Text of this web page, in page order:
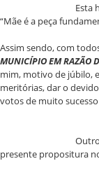
Esta
“Mãe é a peça
Assim sendo, com
MUNICÍPIO EM RAZÃO
mim, motivo de júbilo,
meritórias, dar o
votos de muito
presente propositura